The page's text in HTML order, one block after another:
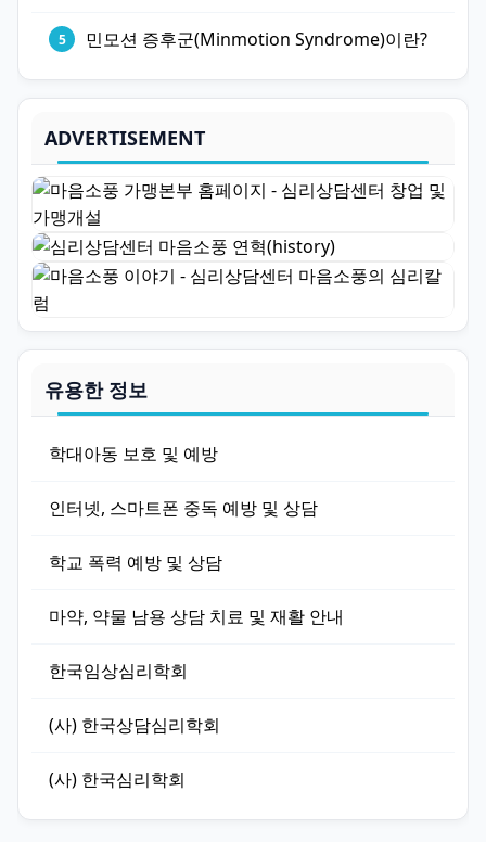
민모션 증후군(Minmotion Syndrome)이란?
ADVERTISEMENT
유용한 정보
학대아동 보호 및 예방
인터넷, 스마트폰 중독 예방 및 상담
학교 폭력 예방 및 상담
마약, 약물 남용 상담 치료 및 재활 안내
한국임상심리학회
(사) 한국상담심리학회
(사) 한국심리학회